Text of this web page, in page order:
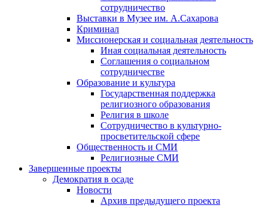
сотрудничество
Выставки в Музее им. А.Сахарова
Криминал
Миссионерская и социальная деятельность
Иная социальная деятельность
Соглашения о социальном
сотрудничестве
Образование и культура
Государственная поддержка
религиозного образования
Религия в школе
Сотрудничество в культурно-
просветительской сфере
Общественность и СМИ
Религиозные СМИ
Завершенные проекты
Демократия в осаде
Новости
Архив предыдущего проекта